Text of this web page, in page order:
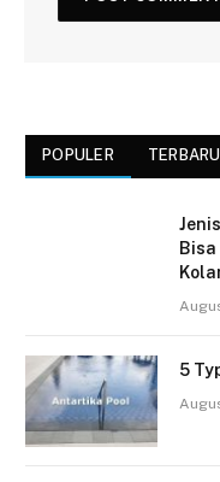
POPULER TERBARU
5